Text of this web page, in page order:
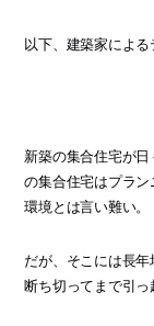
以下、建築家による
新築の集合住宅が
の集合住宅はプラ
環境とは言い難い。
だが、そこには長
断ち切ってまで引っ